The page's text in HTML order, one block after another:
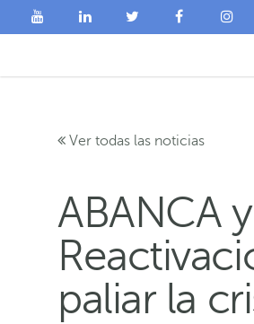
Ver todas las noticias
ABANCA
paliar la